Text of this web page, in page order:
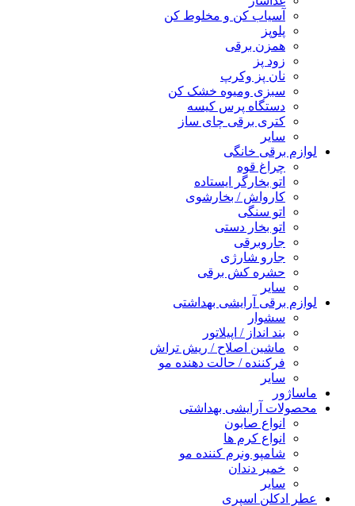
آسیاب کن و مخلوط کن
پلوپز
همزن برقی
زود پز
نان پز وکرپ
سبزی ومیوه خشک کن
دستگاه پرس کیسه
کتری برقی چای ساز
سایر
لوازم برقی خانگی
چراغ قوه
اتو بخارگر ایستاده
کارواش / بخارشوی
اتو سنگی
اتو بخار دستی
جاروبرقی
جارو شارژی
حشره کش برقی
سایر
لوازم برقی آرایشی بهداشتی
سشوار
بند انداز / اپیلاتور
ماشین اصلاح / ریش تراش
فرکننده / حالت دهنده مو
سایر
ماساژور
محصولات آرایشی بهداشتی
انواع صابون
انواع کرم ها
شامپو ونرم کننده مو
خمیر دندان
سایر
عطر ادکلن اسپری